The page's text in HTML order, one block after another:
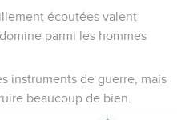
écoutées valent
parmi les hommes
instruments de guerre, mais
beaucoup de bien.